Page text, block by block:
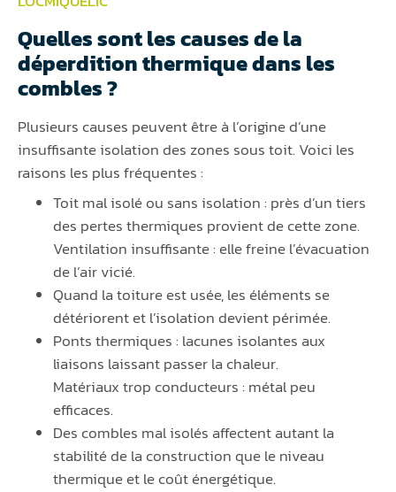
Quelles sont les causes de la
déperdition thermique dans les
combles ?
Plusieurs causes peuvent être à l’origine d’une
insuffisante isolation des zones sous toit. Voici les
raisons les plus fréquentes :
Toit mal isolé ou sans isolation : près d’un tiers
des pertes thermiques provient de cette zone.
Ventilation insuffisante : elle freine l’évacuation
de l’air vicié.
Quand la toiture est usée, les éléments se
détériorent et l’isolation devient périmée.
Ponts thermiques : lacunes isolantes aux
liaisons laissant passer la chaleur.
Matériaux trop conducteurs : métal peu
efficaces.
Des combles mal isolés affectent autant la
stabilité de la construction que le niveau
thermique et le coût énergétique.